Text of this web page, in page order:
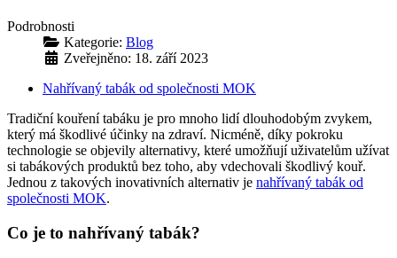
Podrobnosti
Kategorie: Blog
Zveřejněno: 18. září 2023
Nahřívaný tabák od společnosti MOK
Tradiční kouření tabáku je pro mnoho lidí dlouhodobým zvykem,
který má škodlivé účinky na zdraví. Nicméně, díky pokroku
technologie se objevily alternativy, které umožňují uživatelům užívat
si tabákových produktů bez toho, aby vdechovali škodlivý kouř.
Jednou z takových inovativních alternativ je nahřívaný tabák od
společnosti MOK.
Co je to nahřívaný tabák?